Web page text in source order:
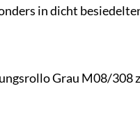
in dicht
Grau M08/308